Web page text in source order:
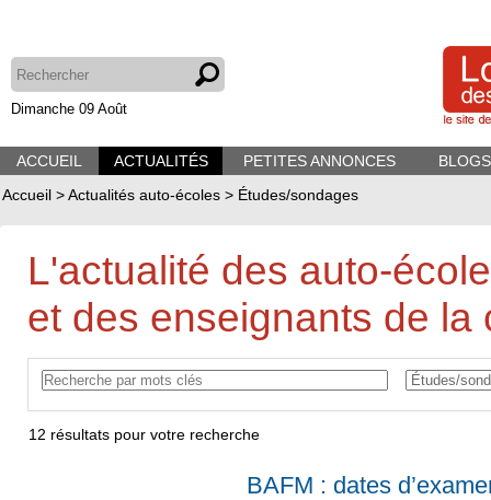
Dimanche 09 Août
ACCUEIL ACTUALITÉS PETITES ANNONCES
Accueil >Actualités auto-écoles > Études/sondages
L'actualité des auto-
et des enseignants de la
12 résultats pour votre recherche
BAFM : dates